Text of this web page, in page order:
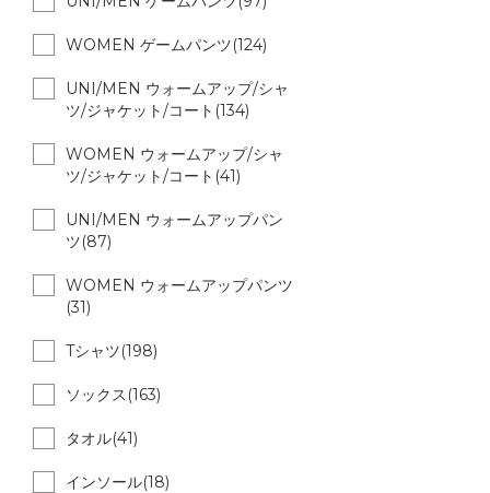
WOMEN ゲームパンツ(124)
UNI/MEN ウォームアップ/シャ
ツ/ジャケット/コート(134)
WOMEN ウォームアップ/シャ
ツ/ジャケット/コート(41)
UNI/MEN ウォームアップパン
ツ(87)
WOMEN ウォームアップパンツ
(31)
Tシャツ(198)
ソックス(163)
タオル(41)
インソール(18)